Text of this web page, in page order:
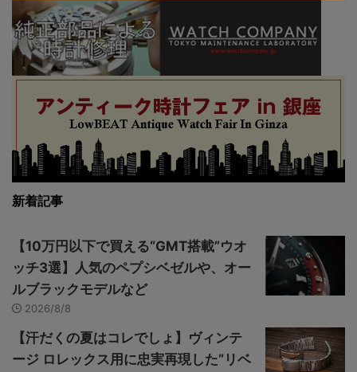
新着記事
【10万円以下で買える“GMT搭載”ウオ
ッチ3選】人気のペプシベゼルや、オー
ルブラックモデルなど
2026/8/8
【汗だくの夏はコレでしょ】ヴィンテ
ージ ロレックス用に忠実再現した“リベ